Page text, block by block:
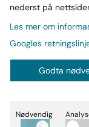
562,- 749,-
nederst på
Les mer om
Googles
Godta
Nødvendig